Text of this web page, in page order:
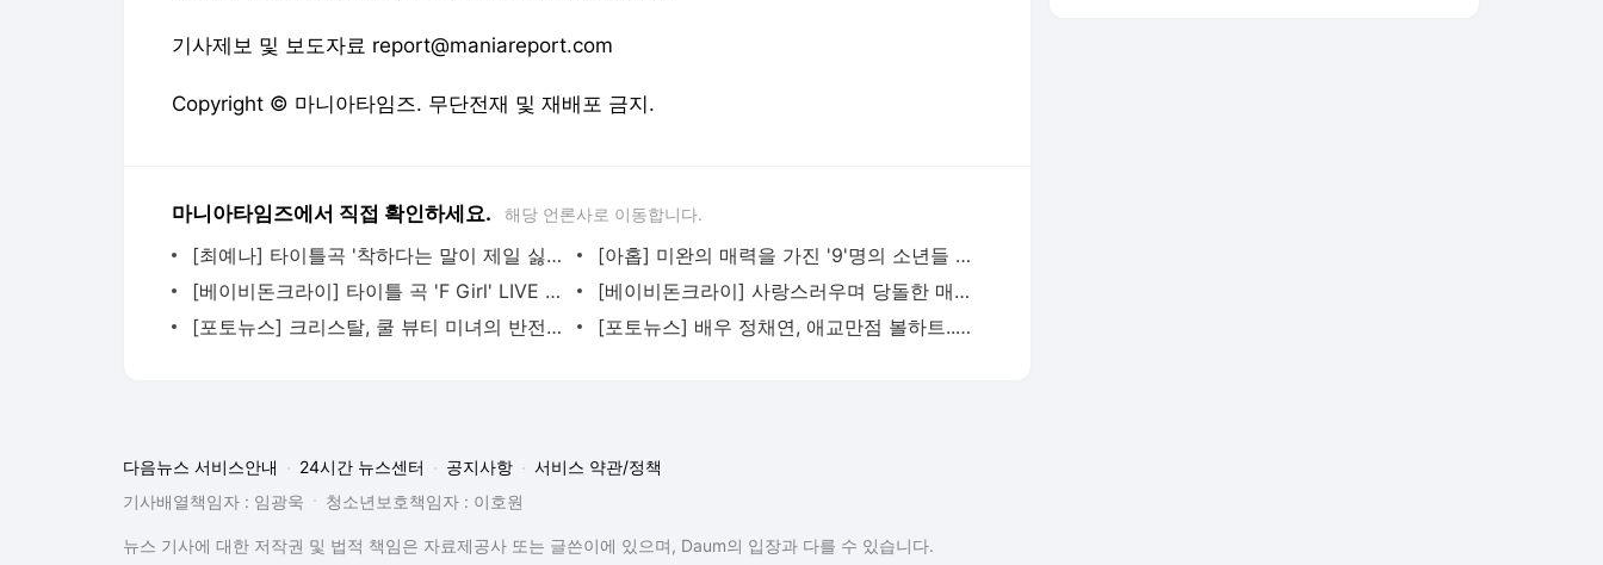
기사제보 및 보도자료 report@maniareport.com
Copyright © 마니아타임즈. 무단전재 및 재배포 금지.
마니아타임즈에서 직접 확인하세요. 해당 언론사로 이동합니다.
[최예나] 타이틀곡 '착하다는 말이 제일 싫어' LIVE STAGE 무대
[아홉] 미완의 매력을 가진 '9'명의 소년들 | 데뷔 기념 쇼케이스 현장
[베이비돈크라이] 타이틀 곡 'F Girl' LIVE STAGE 무대
[베이비돈크라이] 사랑스러우며 당돌한 매력의 걸그룹 | 데뷔 기념 쇼케이스 현장
[포토뉴스] 크리스탈, 쿨 뷰티 미녀의 반전 미소... '캐나다구스' 포토콜 행사
[포토뉴스] 배우 정채연, 애교만점 볼하트... '온앤온' 포토콜 행사
다음뉴스 서비스안내 24시간 뉴스센터 공지사항
서비스 약관/정책
기사배열책임자 : 임광욱
청소년보호책임자 : 이호원
뉴스 기사에 대한 저작권 및 법적 책임은 자료제공사 또는 글쓴이에 있으며, Daum의 입장과 다를 수 있습니다.